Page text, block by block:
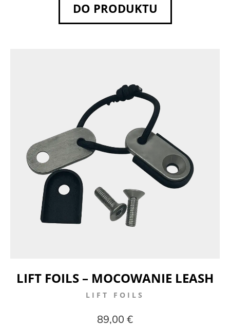
DO PRODUKTU
LIFT FOILS – MOCOWANIE LEASH
LIFT FOILS
89,00 €